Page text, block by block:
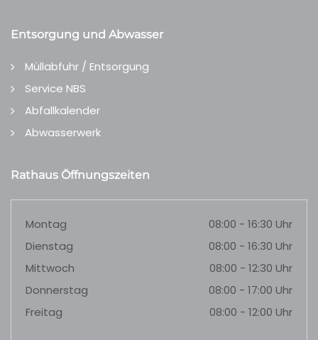
Entsorgung und Abwasser
Müllabfuhr / Entsorgung
Service NBS
Abfallkalender
Abwasserwerk
Rathaus Öffnungszeiten
Montag
08:00 - 16:30 Uhr
Dienstag
08:00 - 16:30 Uhr
Mittwoch
08:00 - 12:30 Uhr
Donnerstag
08:00 - 17:00 Uhr
Freitag
08:00 - 12:00 Uhr